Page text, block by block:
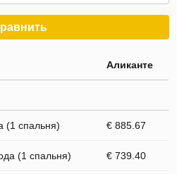
Аликанте
(1 спальня) € 885.67
(1 спальня) € 739.40